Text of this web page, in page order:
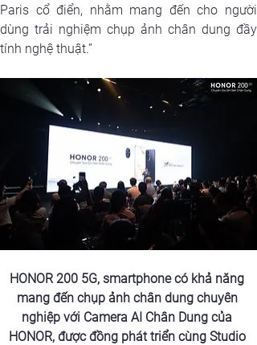
Paris cổ điển, nhằm mang đến cho người
dùng trải nghiệm chụp ảnh chân dung đầy
tính nghệ thuật.”
HONOR 200 5G, smartphone có khả năng
mang đến chụp ảnh chân dung chuyên
nghiệp với Camera AI Chân Dung của
HONOR, được đồng phát triển cùng Studio